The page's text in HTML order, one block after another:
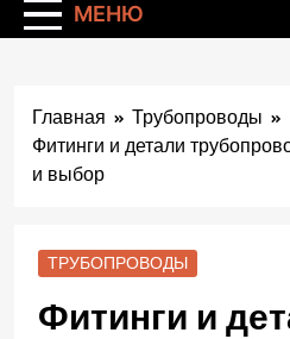
МЕНЮ
Главная
Трубопроводы
Фитинги и детали
и выбор
ТРУБОПРОВОДЫ
Фитинги и